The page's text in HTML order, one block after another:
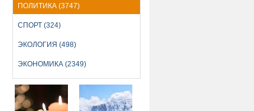
ПОЛИТИКА (3747)
СПОРТ (324)
ЭКОЛОГИЯ (498)
ЭКОНОМИКА (2349)